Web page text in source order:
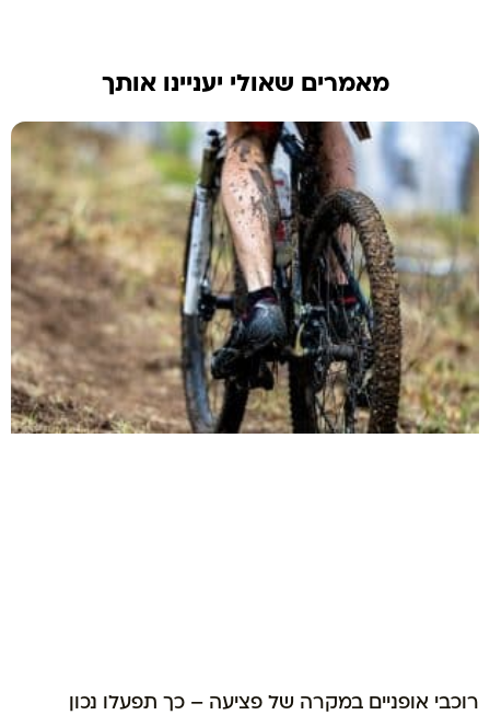
מאמרים שאולי יעניינו אותך
רוכבי אופניים במקרה של פציעה – כך תפעלו נכון